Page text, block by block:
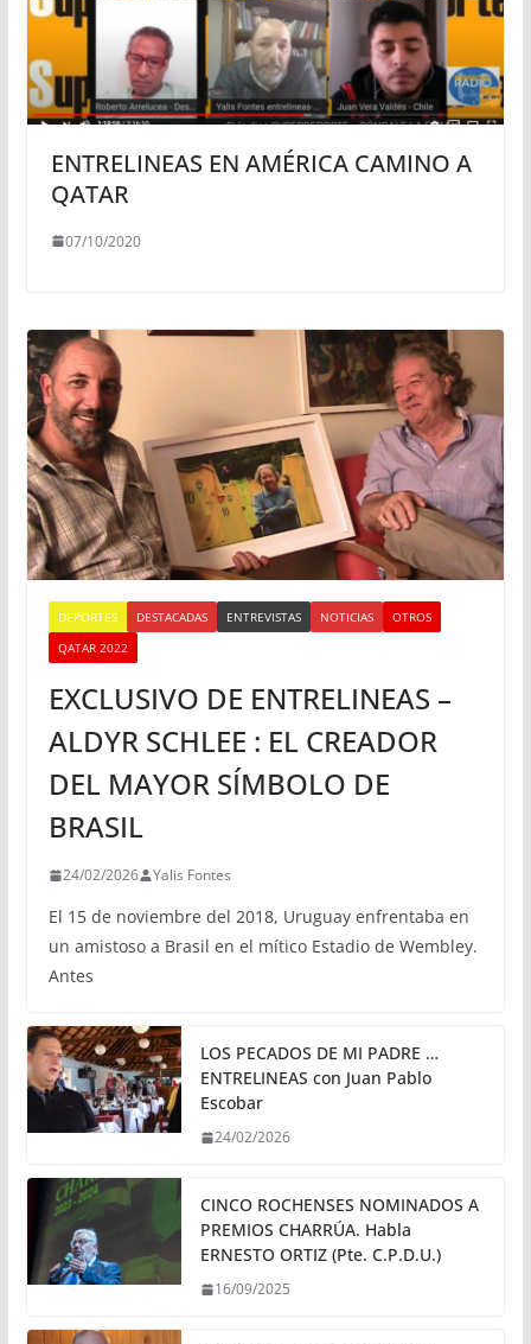
ENTRELINEAS EN AMÉRICA CAMINO A
QATAR
07/10/2020
DEPORTES DESTACADAS ENTREVISTAS NOTICIAS
OTROS
QATAR 2022
EXCLUSIVO DE ENTRELINEAS –
ALDYR SCHLEE : EL CREADOR
DEL MAYOR SÍMBOLO DE
BRASIL
24/02/2026 Yalis Fontes
El 15 de noviembre del 2018, Uruguay enfrentaba en
un amistoso a Brasil en el mítico Estadio de Wembley.
Antes
LOS PECADOS DE MI PADRE …
ENTRELINEAS con Juan Pablo
Escobar
24/02/2026
CINCO ROCHENSES NOMINADOS A
PREMIOS CHARRÚA. Habla
ERNESTO ORTIZ (Pte. C.P.D.U.)
16/09/2025